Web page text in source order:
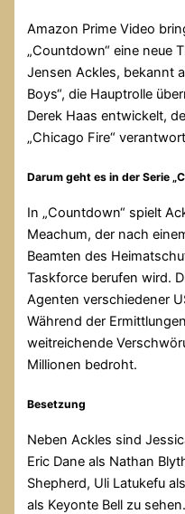
Amazon Prime Video
„Countdown“ eine neue
Jensen Ackles, bekannt
Boys“, die Hauptrolle
Derek Haas entwickelt,
„Chicago Fire“
Darum geht es in der Serie
In „Countdown“ spielt
Meachum, der nach
Beamten des
Taskforce berufen wird.
Agenten verschiedener
Während der
weitreichende
Millionen bedroht.
Besetzung
Neben Ackles sind
Eric Dane als Nathan
Shepherd, Uli Latukefu
als Keyonte Bell zu sehen.